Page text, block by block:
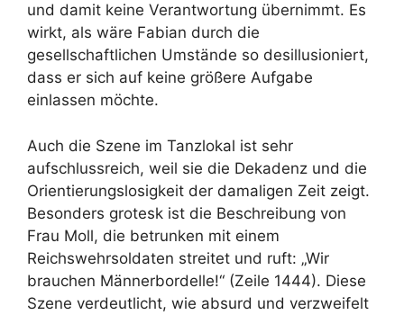
und damit keine Verantwortung übernimmt. Es
wirkt, als wäre Fabian durch die
gesellschaftlichen Umstände so desillusioniert,
dass er sich auf keine größere Aufgabe
einlassen möchte.
Auch die Szene im Tanzlokal ist sehr
aufschlussreich, weil sie die Dekadenz und die
Orientierungslosigkeit der damaligen Zeit zeigt.
Besonders grotesk ist die Beschreibung von
Frau Moll, die betrunken mit einem
Reichswehrsoldaten streitet und ruft: „Wir
brauchen Männerbordelle!“ (Zeile 1444). Diese
Szene verdeutlicht, wie absurd und verzweifelt